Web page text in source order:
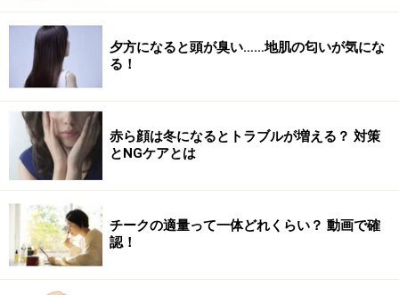
夕方になると頭が臭い……地肌の匂いが気にな
る！
赤ら顔は冬になるとトラブルが増える？ 対策
とNGケアとは
チークの適量って一体どれくらい？ 動画で確
認！